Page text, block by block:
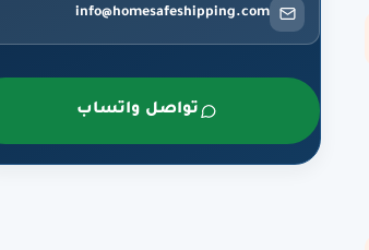
info@homesafeshipping.com
تواصل واتساب